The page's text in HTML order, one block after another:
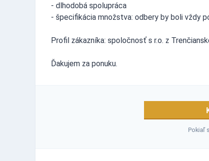
- dlhodobá spolupráca
- špecifikácia množstva: odbery by boli vždy
Profil zákazníka: spoločnosť s r.o. z
Ďakujem za ponuku.
Pokiaľ